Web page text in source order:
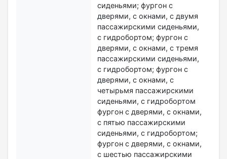
сиденьями; фургон с
дверями, с окнами, с двумя
пассажирскими сиденьями,
с гидробортом; фургон с
дверями, с окнами, с тремя
пассажирскими сиденьями,
с гидробортом; фургон с
дверями, с окнами, с
четырьмя пассажирскими
сиденьями, с гидробортом
фургон с дверями, с окнами,
с пятью пассажирскими
сиденьями, с гидробортом;
фургон с дверями, с окнами,
с шестью пассажирскими